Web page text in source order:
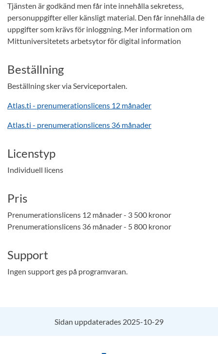
Tjänsten är godkänd men får inte innehålla sekretess,
personuppgifter eller känsligt material. Den får innehålla de
uppgifter som krävs för inloggning. Mer information om
Mittuniversitetets arbetsytor för digital information
Beställning
Beställning sker via Serviceportalen.
Atlas.ti - prenumerationslicens 12 månader
Atlas.ti - prenumerationslicens 36 månader
Licenstyp
Individuell licens
Pris
Prenumerationslicens 12 månader - 3 500 kronor
Prenumerationslicens 36 månader - 5 800 kronor
Support
Ingen support ges på programvaran.
Sidan uppdaterades 2025-10-29